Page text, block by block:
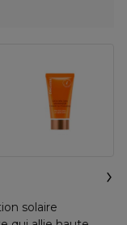
solaire